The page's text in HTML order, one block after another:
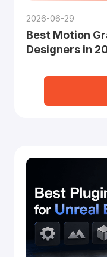
2026-06-29
Best Motion
Designers in